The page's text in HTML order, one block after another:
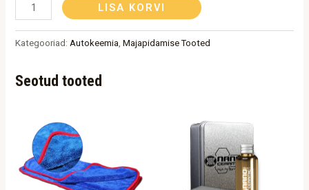
LISA KORVI
Kategooriad:Autokeemia,Majapidamise Tooted
Seotud tooted